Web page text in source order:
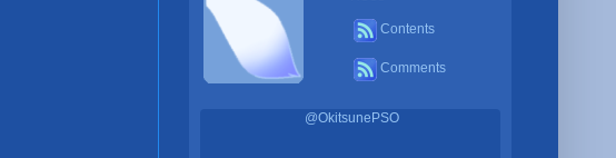
Contents
Comments
@OkitsunePSO